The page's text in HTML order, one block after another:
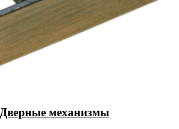
Дверные механизмы